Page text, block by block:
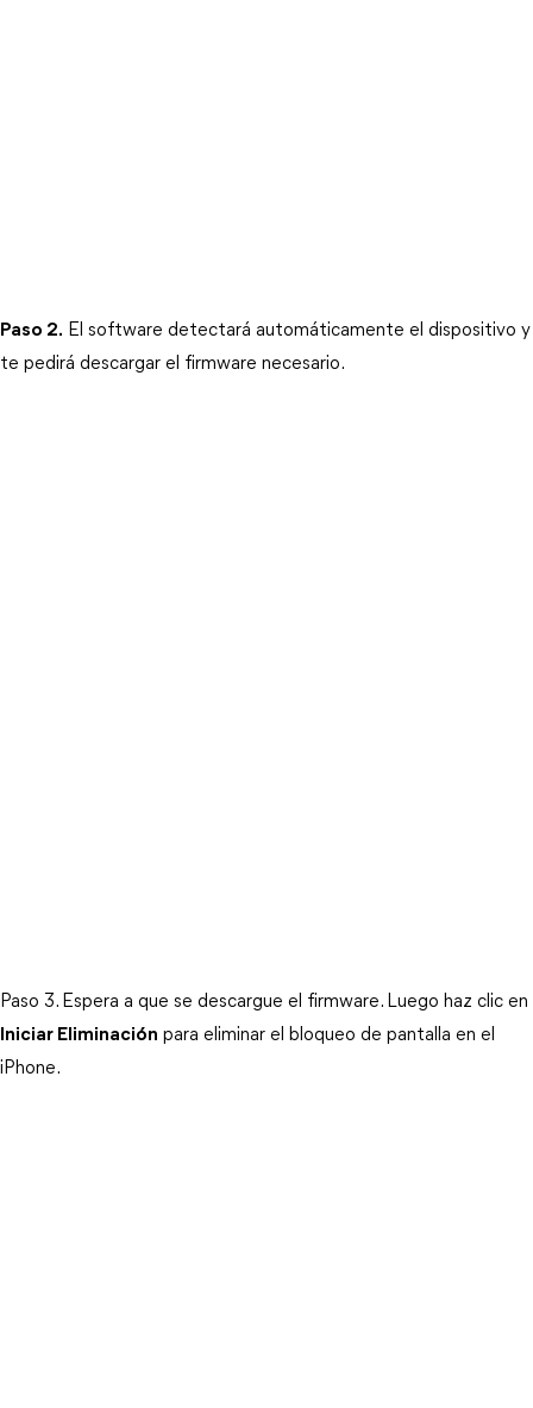
Paso 2. El software detectará automáticamente el dispositivo y
te pedirá descargar el firmware necesario.
Paso 3.
Iniciar Eliminación para eliminar el bloqueo de pantalla en el
iPhone.